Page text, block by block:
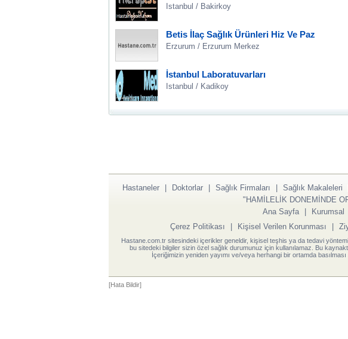
Istanbul / Bakirkoy
Betis İlaç Sağlık Ürünleri Hiz Ve Paz
Erzurum / Erzurum Merkez
İstanbul Laboratuvarları
Istanbul / Kadikoy
Hastaneler Doktorlar Sağlık Firmaları Sağlık Makaleleri
"HAMİLELİK DONEMİNDE
Ana Sayfa
Kurumsal
Çerez Politikası
Kişisel Verilen Korunması
Hastane.com.tr sitesindeki içerikler geneldir, kişisel teşhis ya da tedavi
bu sitedeki bilgiler sizin özel sağlık durumunuz için kullanılamaz. Bu
İçeriğimizin yeniden yayımı ve/veya herhangi bir ortamda
[Hata Bildir]